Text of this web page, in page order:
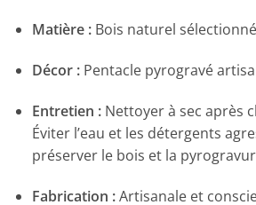
Matière :Bois naturel
Décor :Pentacle pyrogravé
Entretien :Nettoyer à sec après
Éviter l’eau et les détergents
préserver le bois et la
Fabrication :Artisanale et